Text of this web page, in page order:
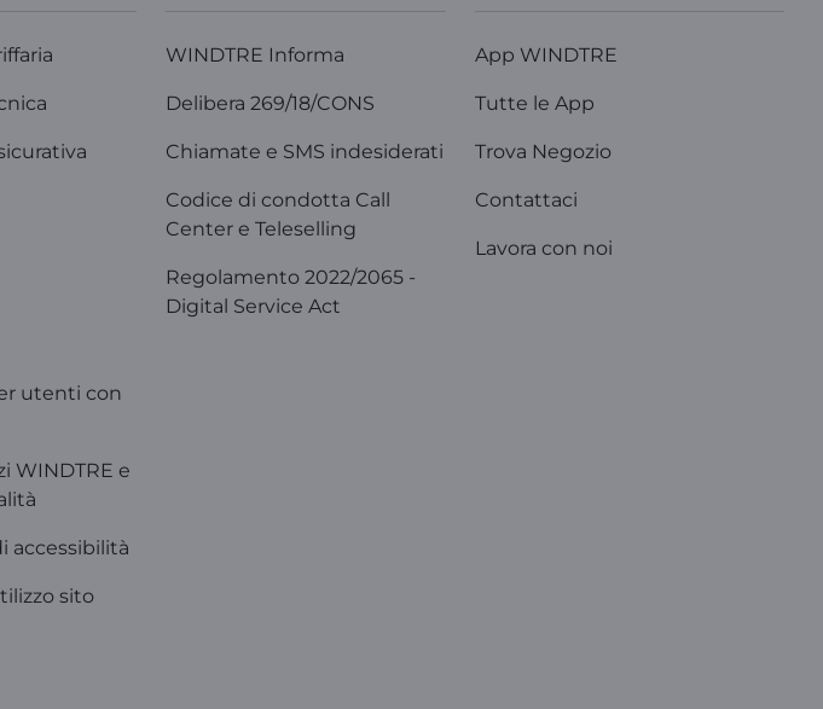
utenti con
WINDTRE e
accessibilità
sito
WINDTRE Informa
Delibera 269/18/CONS
Chiamate e SMS indesiderati
Codice di condotta Call
Center e Teleselling
Regolamento 2022/2065 -
Digital Service Act
App WINDTRE
Tutte le App
Trova Negozio
Contattaci
Lavora con noi